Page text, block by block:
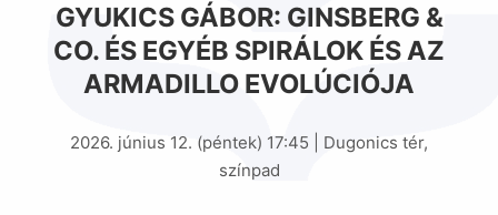
GYUKICS GÁBOR: GINSBERG &
CO. ÉS EGYÉB SPIRÁLOK ÉS AZ
ARMADILLO EVOLÚCIÓJA
2026. június 12. (péntek) 17:45 | Dugonics tér,
színpad